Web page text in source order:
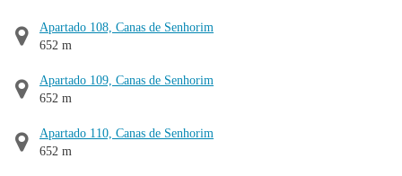
Apartado 108, Canas de Senhorim
652 m
Apartado 109, Canas de Senhorim
652 m
Apartado 110, Canas de Senhorim
652 m